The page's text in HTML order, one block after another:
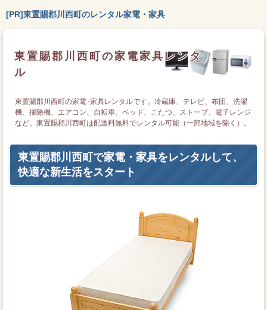
[PR]東置賜郡川西町のレンタル家電・家具
東置賜郡川西町の家電家具レンタ
ル
東置賜郡川西町の家電･家具レンタルです。冷蔵庫、テレビ、布団、洗濯
機、掃除機、エアコン、自転車、ベッド、こたつ、ストーブ、電子レンジ
など。東置賜郡川西町は配送料無料でレンタル可能（一部地域を除く）。
東置賜郡川西町で家電・家具をレンタルして、
快適な新生活をスタート